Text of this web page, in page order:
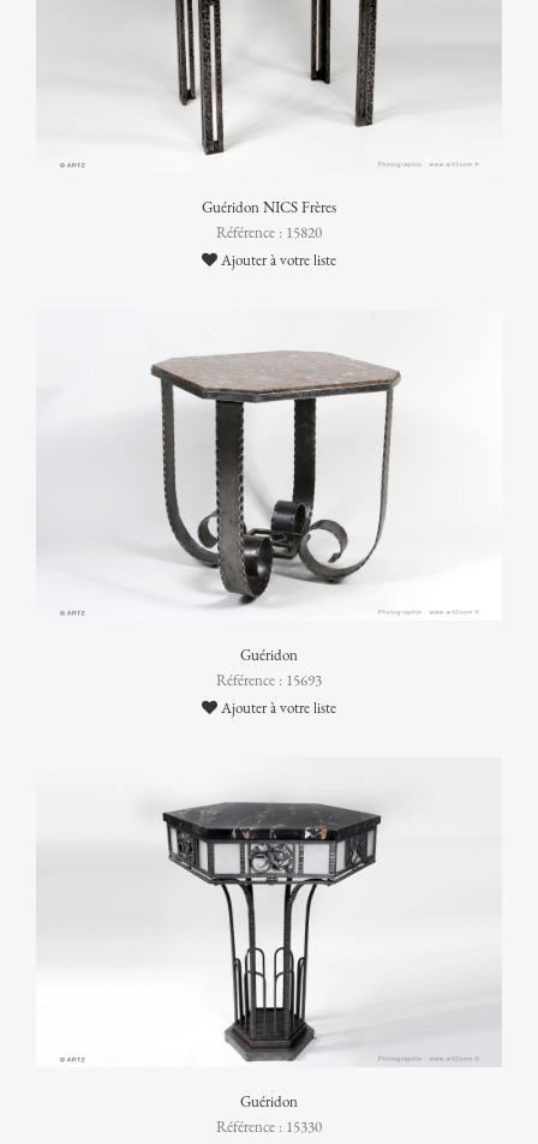
Guéridon NICS Frères
Référence : 15820
Ajouter à votre liste
Guéridon
Référence : 15693
Ajouter à votre liste
Guéridon
Référence : 15330